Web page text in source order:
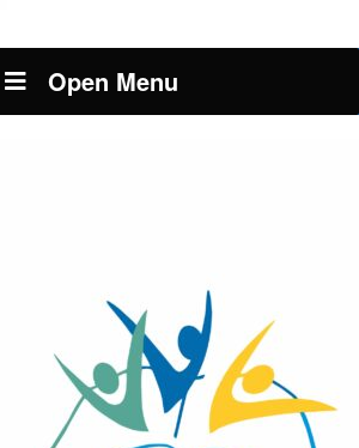
Open Menu